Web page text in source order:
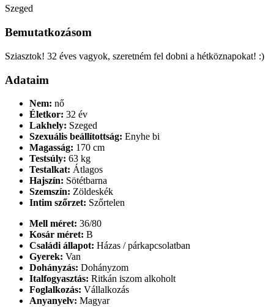
Szeged
Bemutatkozásom
Sziasztok! 32 éves vagyok, szeretném fel dobni a hétköznapokat! :)
Adataim
Nem: nő
Életkor: 32 év
Lakhely: Szeged
Szexuális beállítottság: Enyhe bi
Magasság: 170 cm
Testsúly: 63 kg
Testalkat: Átlagos
Hajszín: Sötétbarna
Szemszín: Zöldeskék
Intim szőrzet: Szőrtelen
Mell méret: 36/80
Kosár méret: B
Családi állapot: Házas / párkapcsolatban
Gyerek: Van
Dohányzás: Dohányzom
Italfogyasztás: Ritkán iszom alkoholt
Foglalkozás: Vállalkozás
Anyanyelv: Magyar